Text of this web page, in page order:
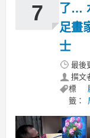
7
了…
足畫
士
最後
撰文
標
籤：